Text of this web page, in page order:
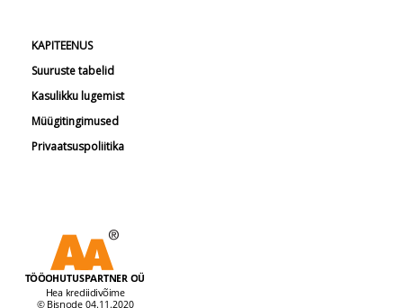
KAPITEENUS
Suuruste tabelid
Kasulikku lugemist
Müügitingimused
Privaatsuspoliitika